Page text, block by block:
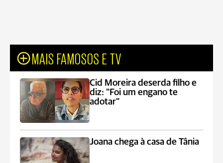
MAIS FAMOSOS E TV
Cid Moreira deserda filho e
diz: "Foi um engano te
adotar"
Joana chega à casa de Tânia